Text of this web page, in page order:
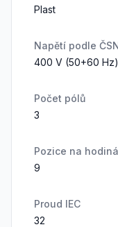
Plast
Napětí podle
400 V (50+60
Počet pólů
3
Pozice na
9
Proud IEC
32